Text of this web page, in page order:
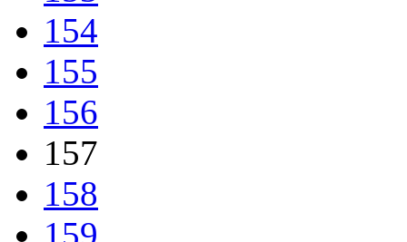
154
155
156
157
158
159